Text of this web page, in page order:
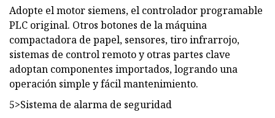
Adopte el motor siemens, el controlador programable
PLC original. Otros botones de la máquina
compactadora de papel, sensores, tiro infrarrojo,
sistemas de control remoto y otras partes clave
adoptan componentes importados, logrando una
operación simple y fácil mantenimiento.
5>Sistema de alarma de seguridad